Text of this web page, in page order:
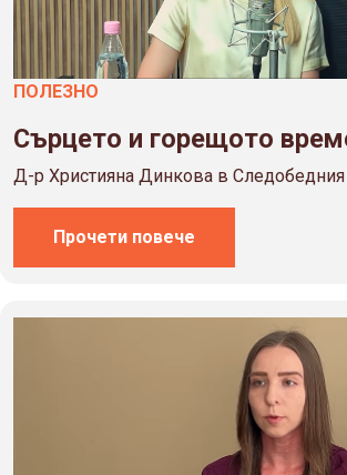
ПОЛЕЗНO
Сърцето и горещото
Д-р Християна Динкова в Следобедния
Прочети повече